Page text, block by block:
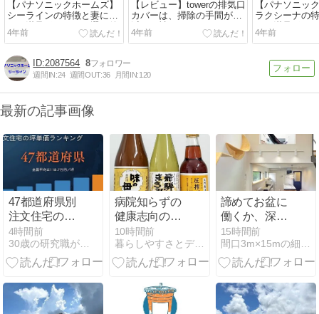
【パナソニックホームズ】
シーラインの特徴と妻に聞
いた満足ポイント２選、後
悔ポイント２選
4年前
【レビュー】towerの排気口
カバーは、掃除の手間が激
減する神アイテム
4年前
【パナソニッ
ラクシーナの
いた満足ポイ
4年前
2087564 8
週間IN:24 週間OUT:36 月間IN:120
最新の記事画像
47都道府県別
注文住宅の相
場一覧【2026
年時点最新】
4時間前
30歳の研究職がアイ工務店で建てる延床50坪の家
病院知らずの
健康志向の私
が毎日使うス
タメン無添加
調味料！
10時間前
暮らしやすさとデザイン性を大切にしたマイホーム計画
諦めてお盆に
働くか、深夜
残業を頑張る
か
15時間前